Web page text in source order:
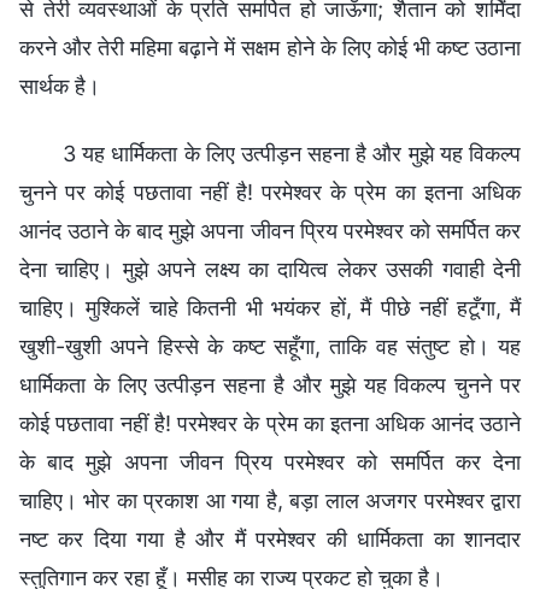
से तेरी व्यवस्थाओं के प्रति समर्पित हो जाऊँगा; शैतान को शर्मिंदा
करने और तेरी महिमा बढ़ाने में सक्षम होने के लिए कोई भी कष्ट उठाना
सार्थक है।
3 यह धार्मिकता के लिए उत्पीड़न सहना है और मुझे यह विकल्प
चुनने पर कोई पछतावा नहीं है! परमेश्वर के प्रेम का इतना अधिक
आनंद उठाने के बाद मुझे अपना जीवन प्रिय परमेश्वर को समर्पित कर
देना चाहिए। मुझे अपने लक्ष्य का दायित्व लेकर उसकी गवाही देनी
चाहिए। मुश्किलें चाहे कितनी भी भयंकर हों, मैं पीछे नहीं हटूँगा, मैं
खुशी-खुशी अपने हिस्से के कष्ट सहूँगा, ताकि वह संतुष्ट हो। यह
धार्मिकता के लिए उत्पीड़न सहना है और मुझे यह विकल्प चुनने पर
कोई पछतावा नहीं है! परमेश्वर के प्रेम का इतना अधिक आनंद उठाने
के बाद मुझे अपना जीवन प्रिय परमेश्वर को समर्पित कर देना
चाहिए। भोर का प्रकाश आ गया है, बड़ा लाल अजगर परमेश्वर द्वारा
नष्ट कर दिया गया है और मैं परमेश्वर की धार्मिकता का शानदार
स्तुतिगान कर रहा हूँ। मसीह का राज्य प्रकट हो चुका है।